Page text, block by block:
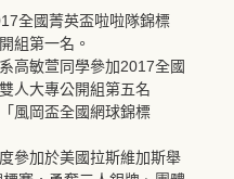
全國菁英盃啦啦隊錦標
組第一名。
高敏萱同學參加2017全國
人大專公開組第五名
風岡盃全國網球錦標
參加於美國拉斯維加斯舉